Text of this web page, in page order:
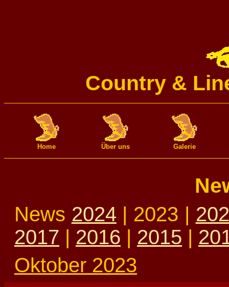
Country &
Home Über uns Galerie
News 2024 | 2023 |
2017 | 2016 | 2015 |
Oktober 2023